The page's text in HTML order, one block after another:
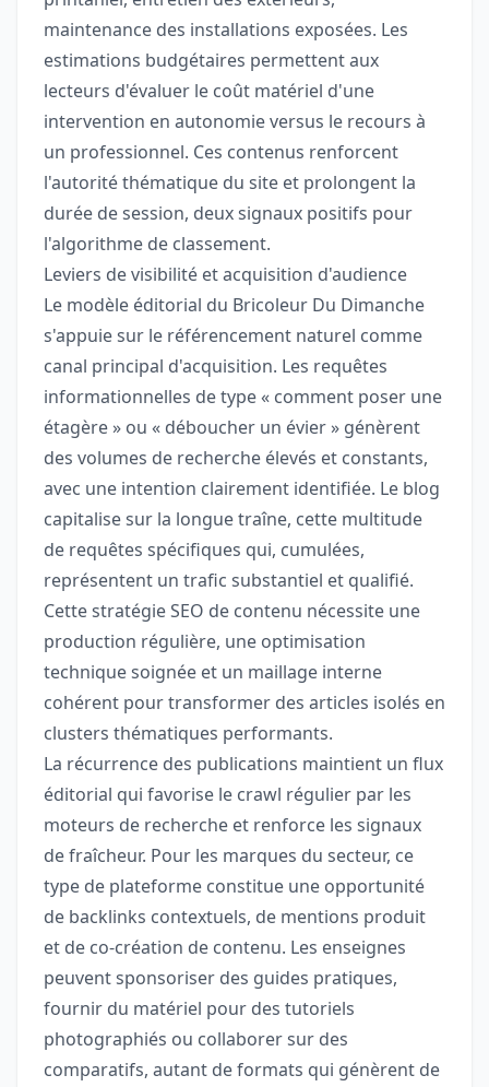
maintenance des installations exposées. Les
estimations budgétaires permettent aux
lecteurs d'évaluer le coût matériel d'une
intervention en autonomie versus le recours à
un professionnel. Ces contenus renforcent
l'autorité thématique du site et prolongent la
durée de session, deux signaux positifs pour
l'algorithme de classement.
Leviers de visibilité et acquisition d'audience
Le modèle éditorial du Bricoleur Du Dimanche
s'appuie sur le référencement naturel comme
canal principal d'acquisition. Les requêtes
informationnelles de type « comment poser une
étagère » ou « déboucher un évier » génèrent
des volumes de recherche élevés et constants,
avec une intention clairement identifiée. Le blog
capitalise sur la longue traîne, cette multitude
de requêtes spécifiques qui, cumulées,
représentent un trafic substantiel et qualifié.
Cette stratégie SEO de contenu nécessite une
production régulière, une optimisation
technique soignée et un maillage interne
cohérent pour transformer des articles isolés en
clusters thématiques performants.
La récurrence des publications maintient un flux
éditorial qui favorise le crawl régulier par les
moteurs de recherche et renforce les signaux
de fraîcheur. Pour les marques du secteur, ce
type de plateforme constitue une opportunité
de backlinks contextuels, de mentions produit
et de co-création de contenu. Les enseignes
peuvent sponsoriser des guides pratiques,
fournir du matériel pour des tutoriels
photographiés ou collaborer sur des
comparatifs, autant de formats qui génèrent de